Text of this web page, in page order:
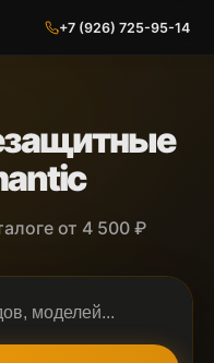
+7 (926) 725-95-14
от 4 500 ₽